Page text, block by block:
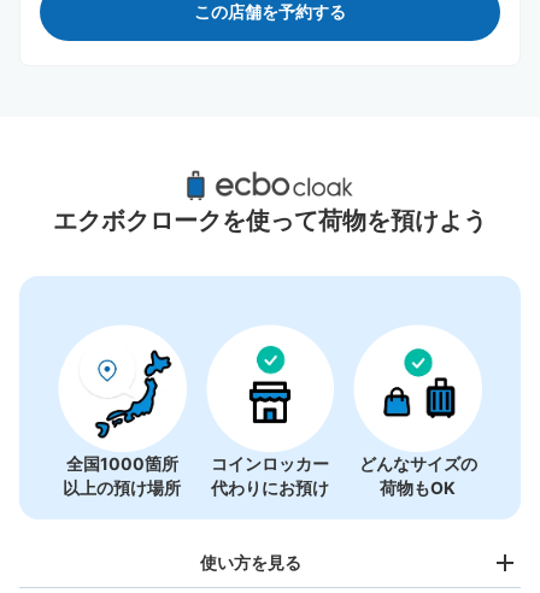
この店舗を予約する
川越駅周辺のおすすめコインロッカー
6件
エクボクロークを使って荷物を預けよう
全国1000箇所
以上の預け場所
コインロッカー
代わりにお預け
どんなサイズの
荷物もOK
使い方を見る